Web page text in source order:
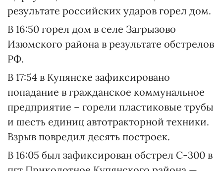
результате российских ударов горел дом.
В 16:50 горел дом в селе Загрызово
Изюмского района в результате обстрелов
РФ.
В 17:54 в Купянске зафиксировано
попадание в гражданское коммунальное
предприятие – горели пластиковые трубы
и шесть единиц автотракторной техники.
Взрыв повредил десять построек.
В 16:05 был зафиксирован обстрел С-300 в